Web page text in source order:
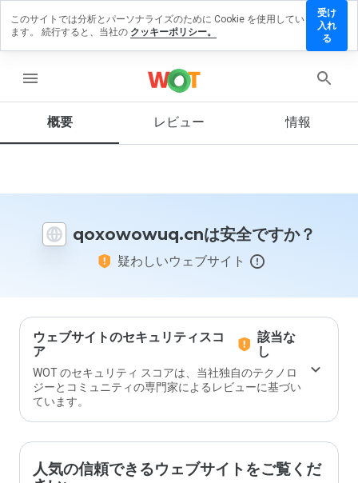
menu
概要 レビュー 情報
qoxowowuq.cnは安全ですか？
疑わしいウェブサイト
ウェブサイトのセキュリティスコ
ア
該当な
し
WOT のセキュリティ スコアは、当社独自のテクノロ
ジーとコミュニティの専門家によるレビューに基づい
ています。
人気の信頼できるウェブサイトをご覧くだ
ューを
この
イト
価し
ます
か？
このサイトでは分析とパーソナライズのために Cookie を使用してい
ます。 続行すると、当社の クッキーポリシー。
受け
入れ
る